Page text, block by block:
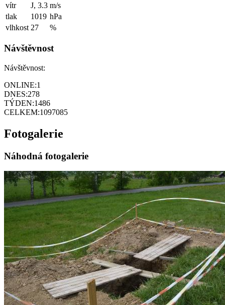
vítr
J, 3.3 m/s
tlak
1019 hPa
vlhkost 27 %
Návštěvnost
Návštěvnost:
ONLINE:1
DNES:278
TÝDEN:1486
CELKEM:1097085
Fotogalerie
Náhodná fotogalerie